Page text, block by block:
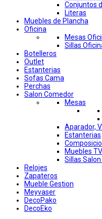
Conjuntos
Literas
Muebles de Plancha
Oficina
Mesas
Sillas
Botelleros
Outlet
Estanterias
Sofas Cama
Perchas
Salon Comedor
Mesas
Aparador,
Estanterias
Muebles TV
Sillas
Relojes
Zapateros
Mueble Gestion
Meyvaser
DecoPako
DecoEko